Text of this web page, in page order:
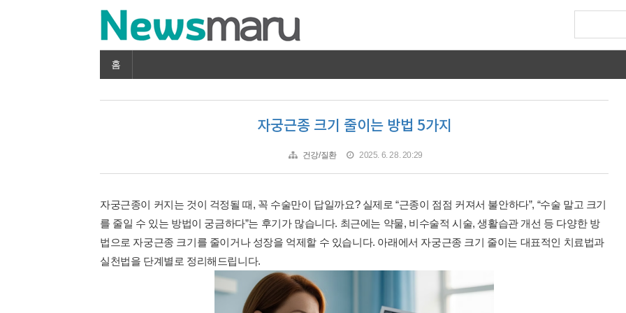
홈
자궁근종 크기 줄이는 방법 5가지
건강/질환 2025. 6. 28. 20:29
자궁근종이 커지는 것이 걱정될 때, 꼭 수술만이 답일까요? 실제로 “근종이 점점 커져서 불안하다”, “수술 말고 크기
를 줄일 수 있는 방법이 궁금하다”는 후기가 많습니다. 최근에는 약물, 비수술적 시술, 생활습관 개선 등 다양한 방
법으로 자궁근종 크기를 줄이거나 성장을 억제할 수 있습니다. 아래에서 자궁근종 크기 줄이는 대표적인 치료법과
실천법을 단계별로 정리해드립니다.